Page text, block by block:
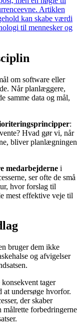
Artiklen
kan skabe værdi
til mennesker og
om software eller
Når planlæggere,
samme data og mål,
:
Hvad gør vi, når
bliver planlægningen
medarbejderne i
ser ofte de små
hvor forslag til
mest effektive veje til
bruger dem ikke
og afvigelser
tager
at undersøge hvorfor.
der skaber
målrette forbedringerne